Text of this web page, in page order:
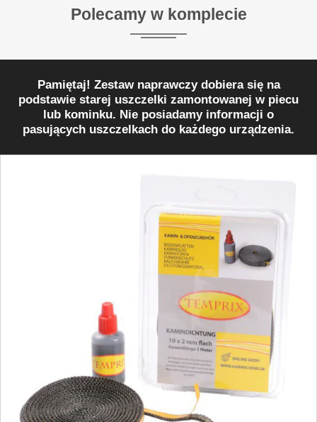
Polecamy w komplecie
Pamiętaj! Zestaw naprawczy dobiera się na
podstawie starej uszczelki zamontowanej w piecu
lub kominku. Nie posiadamy informacji o
pasujących uszczelkach do każdego urządzenia.